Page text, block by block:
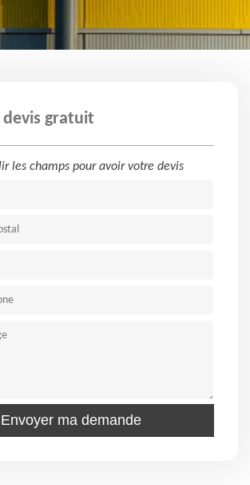
devis gratuit
les champs pour avoir votre devis